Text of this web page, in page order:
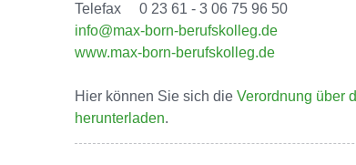
Telefax 0 23 61 - 3 06 75 96 50
info@max-born-berufskolleg.de
www.max-born-berufskolleg.de
Hier können Sie sich die Verordnung über
herunterladen.